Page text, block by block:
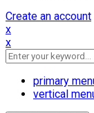
Create an account
x
x
primary
vertical